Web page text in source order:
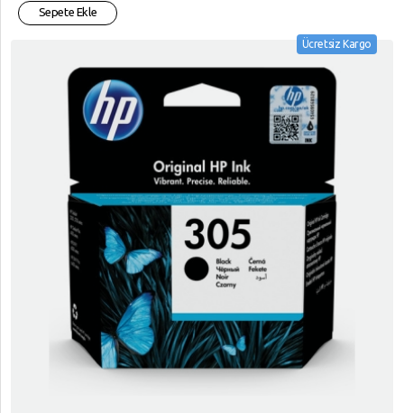
Sepete Ekle
Ücretsiz Kargo